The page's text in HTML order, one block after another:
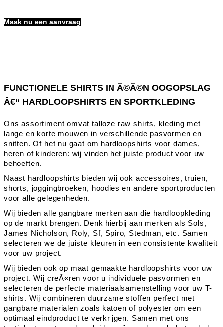
Maak nu een aanvraag
FUNCTIONELE SHIRTS IN Ã©Ã©N OOGOPSLAG
Â€“ HARDLOOPSHIRTS EN SPORTKLEDING
Ons assortiment omvat talloze raw shirts, kleding met
lange en korte mouwen in verschillende pasvormen en
snitten. Of het nu gaat om hardloopshirts voor dames,
heren of kinderen: wij vinden het juiste product voor uw
behoeften.
Naast hardloopshirts bieden wij ook accessoires, truien,
shorts, joggingbroeken, hoodies en andere sportproducten
voor alle gelegenheden.
Wij bieden alle gangbare merken aan die hardloopkleding
op de markt brengen. Denk hierbij aan merken als Sols,
James Nicholson, Roly, Sf, Spiro, Stedman, etc. Samen
selecteren we de juiste kleuren in een consistente kwaliteit
voor uw project.
Wij bieden ook op maat gemaakte hardloopshirts voor uw
project. Wij creÃ«ren voor u individuele pasvormen en
selecteren de perfecte materiaalsamenstelling voor uw T-
shirts. Wij combineren duurzame stoffen perfect met
gangbare materialen zoals katoen of polyester om een
optimaal eindproduct te verkrijgen. Samen met ons